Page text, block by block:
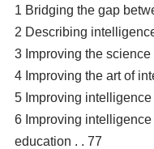
1 Bridging the gap
2 Describing
3 Improving the
4 Improving the art of
5 Improving
6 Improving
education . . 77